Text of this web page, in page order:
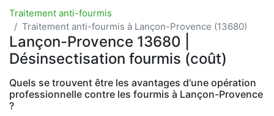
Traitement anti-fourmis
Traitement anti-fourmis à Lançon-Provence (13680)
Lançon-Provence 13680 |
Désinsectisation fourmis (coût)
Quels se trouvent être les avantages d'une opération
professionnelle contre les fourmis à Lançon-Provence
?